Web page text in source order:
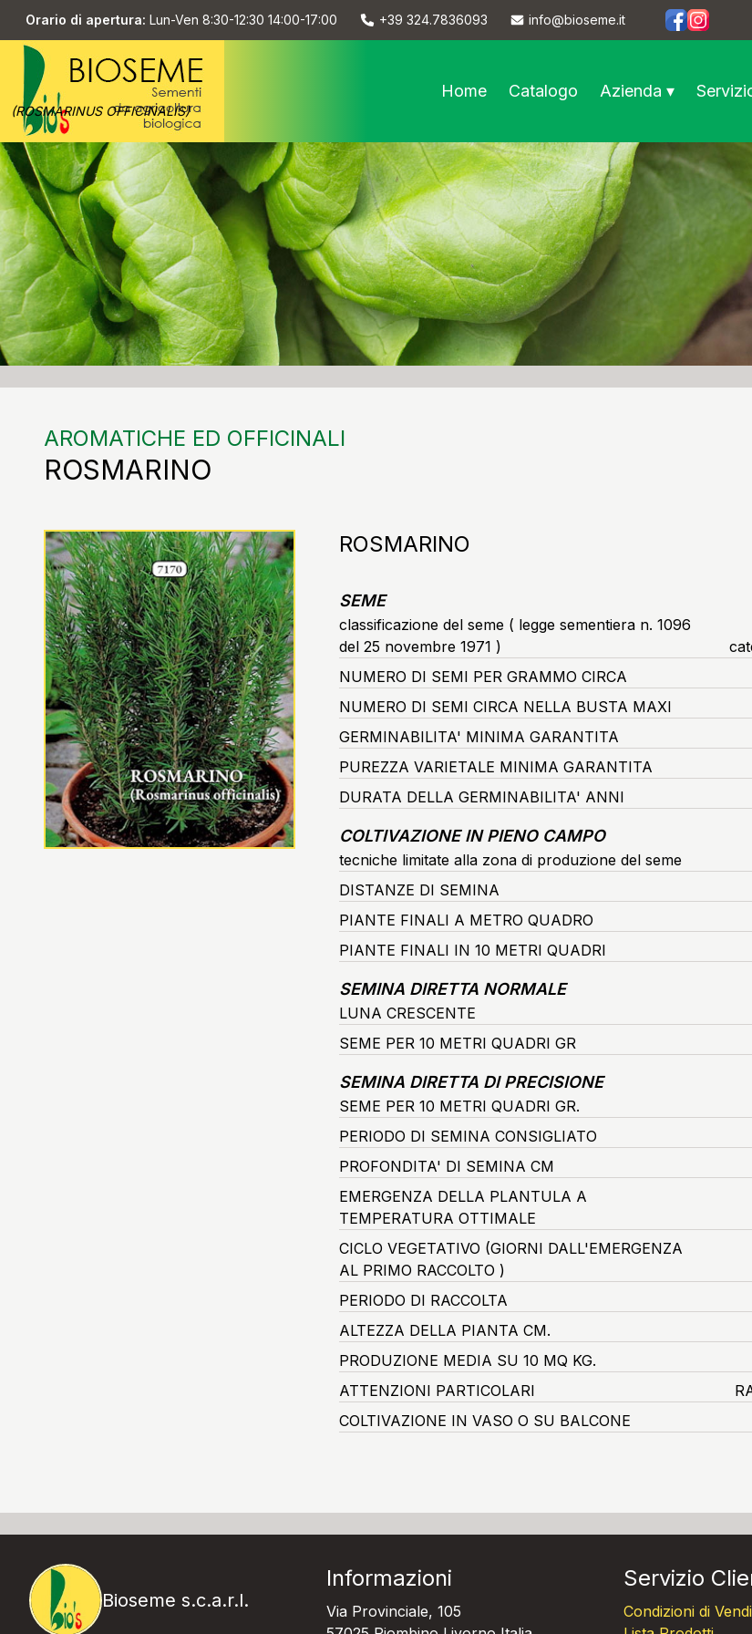
Orario di apertura: Lun-Ven 8:30-12:30 14:00-17:00 +39 324.7836093
info@bioseme.it
https://https://
Home Catalogo Azienda ▾
AROMATICHE ED OFFICINALI
ROSMARINO
ROSMARINO
(ROSMARINUS OFFICINALIS)
SEME
classificazione del seme ( legge sementiera n. 1096
del 25 novembre 1971 )
NUMERO DI SEMI PER GRAMMO CIRCA
NUMERO DI SEMI CIRCA NELLA BUSTA MAXI
GERMINABILITA' MINIMA GARANTITA
PUREZZA VARIETALE MINIMA GARANTITA
DURATA DELLA GERMINABILITA' ANNI
COLTIVAZIONE IN PIENO CAMPO
tecniche limitate alla zona di produzione del seme
DISTANZE DI SEMINA
PIANTE FINALI A METRO QUADRO
PIANTE FINALI IN 10 METRI QUADRI
SEMINA DIRETTA NORMALE
LUNA CRESCENTE
SEME PER 10 METRI QUADRI GR
SEMINA DIRETTA DI PRECISIONE
SEME PER 10 METRI QUADRI GR.
PERIODO DI SEMINA CONSIGLIATO
PROFONDITA' DI SEMINA CM
EMERGENZA DELLA PLANTULA A
TEMPERATURA OTTIMALE
CICLO VEGETATIVO (GIORNI DALL'EMERGENZA
AL PRIMO RACCOLTO )
PERIODO DI RACCOLTA
ALTEZZA DELLA PIANTA CM.
PRODUZIONE MEDIA SU 10 MQ KG.
ATTENZIONI PARTICOLARI
COLTIVAZIONE IN VASO O SU BALCONE
Bioseme s.c.a.r.l.
Informazioni
Via Provinciale, 105
Servizio
Condizioni di